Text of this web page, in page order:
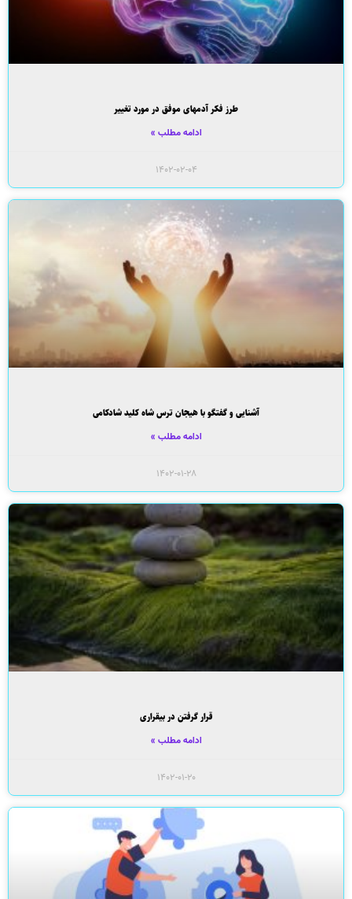
طرز فکر آدمهای موفق در مورد تغییر
ادامه مطلب »
۱۴۰۲-۰۲-۰۴
آشنایی و گفتگو با هیجان ترس شاه کلید شادکامی
ادامه مطلب »
۱۴۰۲-۰۱-۲۸
قرار گرفتن در بیقراری
ادامه مطلب »
۱۴۰۲-۰۱-۲۰